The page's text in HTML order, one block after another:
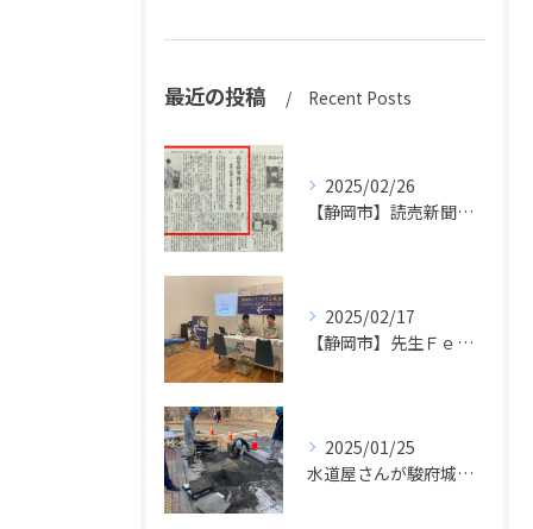
最近の投稿 Recent Posts
2025/02/26
【静岡市】読売新聞に掲載されました！長島設備の高卒採用活動
2025/02/17
【静岡市】先生Ｆｅｓで先生方に配管体験＆ドローンを実施しました！
2025/01/25
水道屋さんが駿府城で文化財発見！